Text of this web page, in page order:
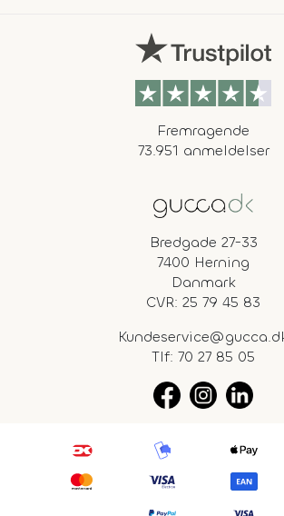
Fremragende
73.951 anmeldelser
Bredgade 27-33
7400 Herning
Danmark
CVR: 25 79 45 83
Tlf: 70 27 85 05